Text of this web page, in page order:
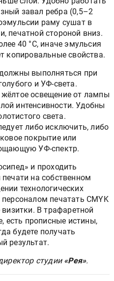
завал ребра (0,5–2
раму сушат в
печатной стороной вниз.
40 °С, иначе эмульсия
копировальные свойства.
выполняться при
и УФ-света.
освещение от лампы
интенсивности. Удобны
света.
либо исключить, либо
покрытие или
УФ-спектр.
и проходить
на собственном
технологических
печатать CMYK
В трафаретной
есть прописные истины,
будете получать
результат.
студии «Рея».